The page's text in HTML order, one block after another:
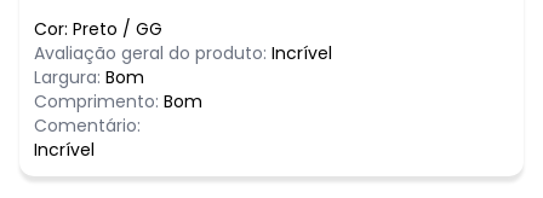
Cor: Preto / GG
Avaliação geral do produto: Incrível
Largura: Bom
Comprimento: Bom
Comentário:
Incrível